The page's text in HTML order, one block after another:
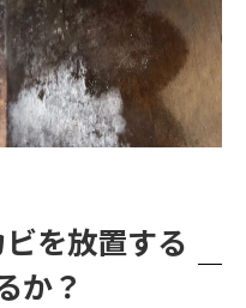
を放置する
か？